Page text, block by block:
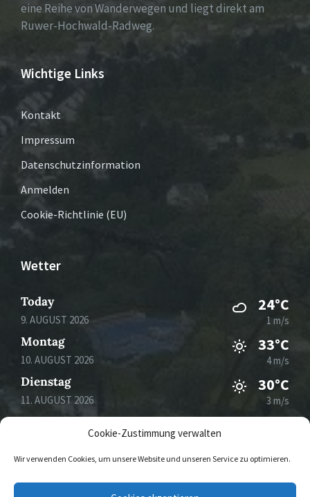
Cookie-Zustimmung verwalten
Wir verwenden Cookies, um unsere Website und unseren Service zu optimieren.
eine Reihe von Wanderwegen und liegt direkt am
Ruwer-Hochwald-Radweg.
Wichtige Links
Kontakt
Impressum
Datenschutzinformation
Anmelden
Cookie-Richtlinie (EU)
Wetter
Today
9. AUGUST 2026
24°C
1 m/s
Montag
10. AUGUST 2026
33°C
4 m/s
Dienstag
11. AUGUST 2026
30°C
3 m/s
Mittwoch
12. AUGUST 2026